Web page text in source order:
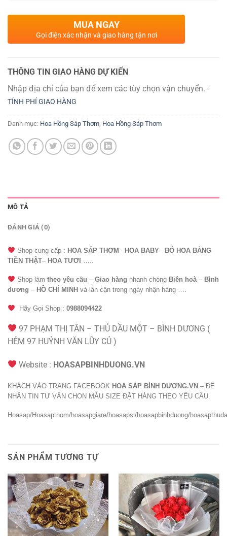
MUA NGAY
Gọi điện xác nhận và giao hàng tận nơi
THÔNG TIN GIAO HÀNG DỰ KIẾN
Nhập địa chỉ của bạn để xem các tùy chọn vận chuyển. -
TÍNH PHÍ GIAO HÀNG
Danh mục: Hoa Hồng Sáp Thơm, Hoa Hồng Sáp Thơm
MÔ TẢ
ĐÁNH GIÁ (0)
Shop cung cấp : HOA SÁP THƠM –HOA BABY– BÓ HOA BẰNG
TIỀN THẬT– HOA TƯƠI …..
Shop làm theo yêu cầu – Giao hàng nhanh chóng Biên hoà– Bình
dương – HỒ CHÍ MINH và lân cận trong ngày nhận hàng ….
Hãy Gọi Shop : 0988094422
97 PHẠM THỊ TÂN – THỦ DẦU MỘT – BÌNH DƯƠNG (
HẺM 97 HUỶNH VĂN LŨY CỦ )
Website : HOASAPBINHDUONG.VN
KHÁCH VÀO TRANG FACEBOOK HOA SÁP BÌNH DƯƠNG.VN – ĐỂ
NHẮN TIN TƯ VẤN CHON MẪU SIZE ĐẶT HÀNG THEO YÊU CẦU.
Hoasap/Hoasapthom/hoasapgiare/hoasapsi/hoasapbinhduong/
SẢN PHẨM TƯƠNG TỰ